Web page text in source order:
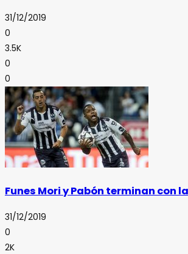
31/12/2019
0
3.5K
0
0
Funes Mori y Pabón terminan con
31/12/2019
0
2K